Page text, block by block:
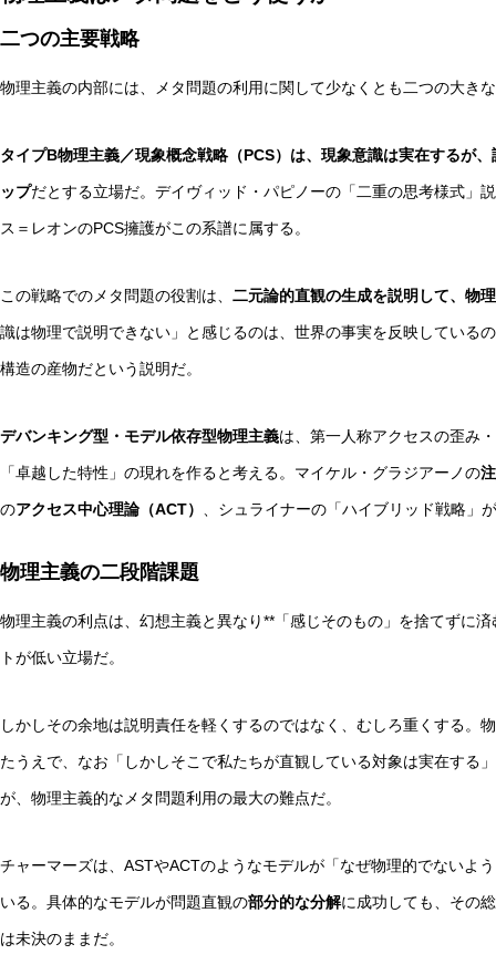
二つの主要戦略
物理主義の内部には、メタ問題の利用に関して少なくとも二つの大き
タイプB物理主義／現象概念戦略（PCS）は、現象意識は実在するが
ップだとする立場だ。デイヴィッド・パピノーの「二重の思考様式」
ス＝レオンのPCS擁護がこの系譜に属する。
この戦略でのメタ問題の役割は、 二元論的直観の生成を説明して、物
識は物理で説明できない」と感じるのは、世界の事実を反映している
構造の産物だという説明だ。
デバンキング型・モデル依存型物理主義は、第一人称アクセスの歪み
「卓越した特性」の現れを作ると考える。マイケル・グラジアーノの
のアクセス中心理論（ACT） 、シュライナーの「ハイブリッド戦略」
物理主義の二段階課題
物理主義の利点は、幻想主義と異なり**「感じそのもの」を捨てずに
トが低い立場だ。
しかしその余地は説明責任を軽くするのではなく、むしろ重くする。
たうえで、なお「しかしそこで私たちが直観している対象は実在する
が、物理主義的なメタ問題利用の最大の難点だ。
チャーマーズは、ASTやACTのようなモデルが「なぜ物理的でないよ
いる。具体的なモデルが問題直観の部分的な分解に成功しても、その
は未決のままだ。